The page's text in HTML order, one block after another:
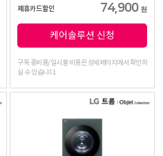
제휴카드할인
74,900 원
케어솔루션 신청
구독 총비용/일시불 비용은 상세페이지에서 확인하
실 수 있습니다.